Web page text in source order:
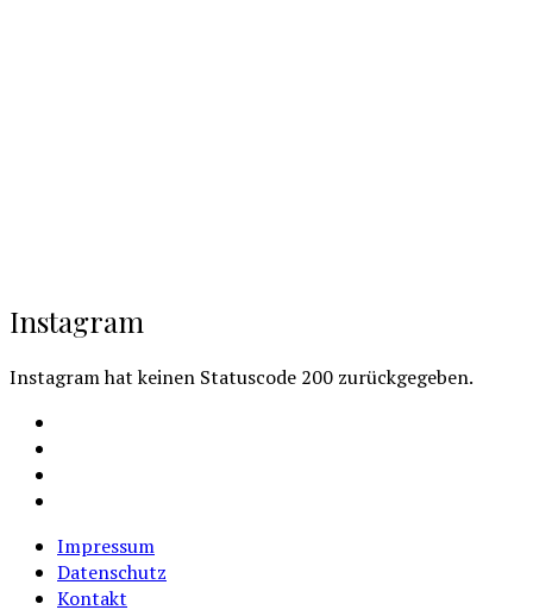
Instagram
Instagram hat keinen Statuscode 200 zurückgegeben.
(EU)
Impressum
Datenschutz
Kontakt